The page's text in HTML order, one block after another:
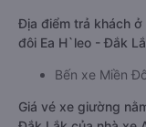
Địa điểm trả khách
đôi Ea H`leo - Đắk
Bến xe Miền
Giá vé xe giường